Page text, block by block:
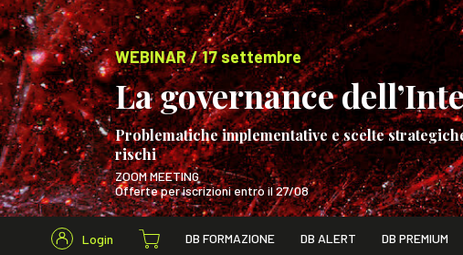
WEBINAR / 17 settembre
La governance
Problematiche implementative e scelte
rischi
ZOOM MEETING
Offerte per iscrizioni entro il 27/08
WEBINAR / 17 settembre
Login DB FORMAZIONE DB ALERT DB PREMIUM
Cerca nel sito